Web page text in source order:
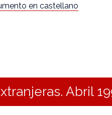
en castellano
Abril